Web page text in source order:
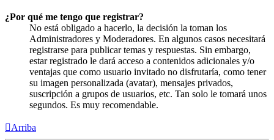
¿Por qué me tengo que registrar?
No está obligado a hacerlo, la decisión la toman los
Administradores y Moderadores. En algunos casos necesitará
registrarse para publicar temas y respuestas. Sin embargo,
estar registrado le dará acceso a contenidos adicionales y/o
ventajas que como usuario invitado no disfrutaría, como tener
su imagen personalizada (avatar), mensajes privados,
suscripción a grupos de usuarios, etc. Tan solo le tomará unos
segundos. Es muy recomendable.
Arriba